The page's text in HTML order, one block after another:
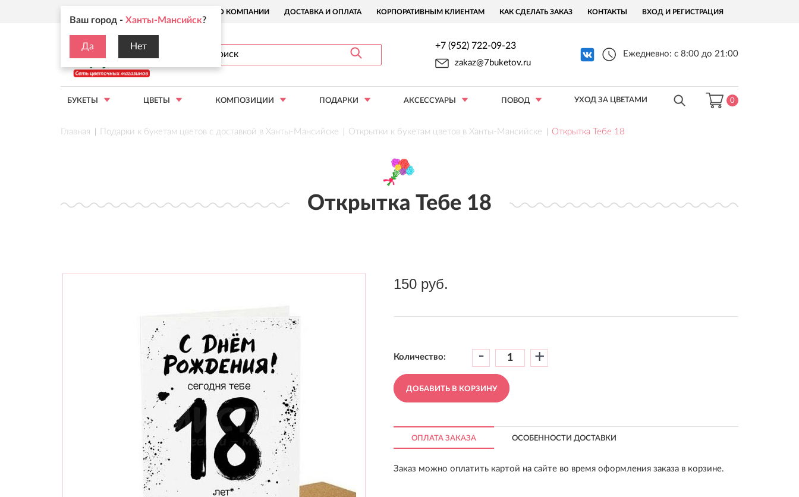
Ваш город - Ханты-Мансийск?
Да Нет
О КОМПАНИИ ДОСТАВКА И ОПЛАТА КОРПОРАТИВНЫМ КЛИЕНТАМ КАК СДЕЛАТЬ ЗАКАЗ КОНТАКТЫ ВХОД И РЕГИСТРАЦИЯ
+7 (952) 722-09-23
zakaz@7buketov.ru
Ежедневно: с 8:00 до 21:00
БУКЕТЫ ЦВЕТЫ КОМПОЗИЦИИ ПОДАРКИ АКСЕССУАРЫ ПОВОД УХОД ЗА ЦВЕТАМИ 0
Главная Подарки к букетам цветов с доставкой в Ханты-Мансийске Открытки к букетам цветов в Ханты-Мансийске Открытка Тебе 18
Открытка Тебе 18
150 руб.
Количество: - +
ДОБАВИТЬ В КОРЗИНУ
ОПЛАТА ЗАКАЗА ОСОБЕННОСТИ ДОСТАВКИ
Заказ можно оплатить картой на сайте во время оформления заказа в корзине.